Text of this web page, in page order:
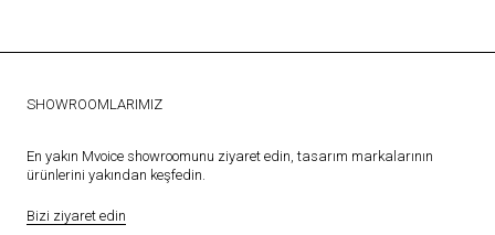
SHOWROOMLARIMIZ
En yakın Mvoice showroomunu ziyaret edin, tasarım markalarının
ürünlerini yakından keşfedin.
Bizi ziyaret edin